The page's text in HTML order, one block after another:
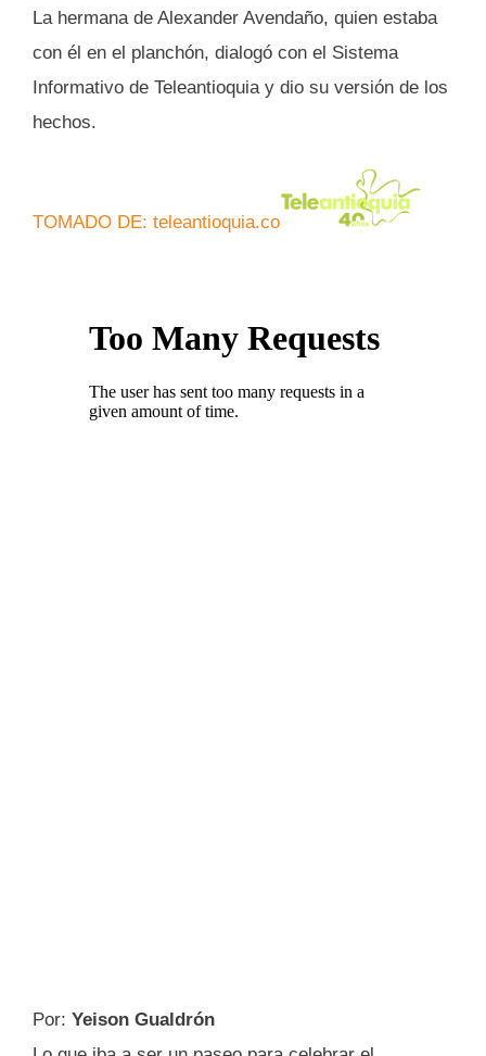
La hermana de Alexander Avendaño, quien estaba
con él en el planchón, dialogó con el Sistema
Informativo de Teleantioquia y dio su versión de los
hechos.
TOMADO DE: teleantioquia.co
Por: Yeison Gualdrón